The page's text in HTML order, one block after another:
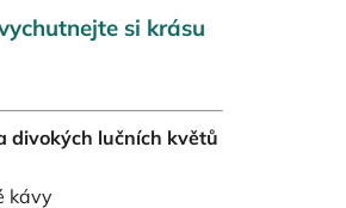
si krásu
divokých lučních květů
kávy